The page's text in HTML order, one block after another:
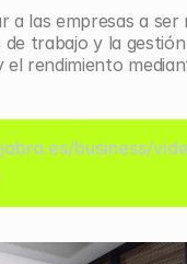
a las empresas a ser
trabajo y la gestión
rendimiento
business/